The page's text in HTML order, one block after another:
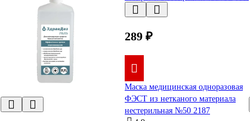
289 ₽
Маска медицинская одноразовая
ФЭСТ из нетканого материала
нестерильная №50 2187